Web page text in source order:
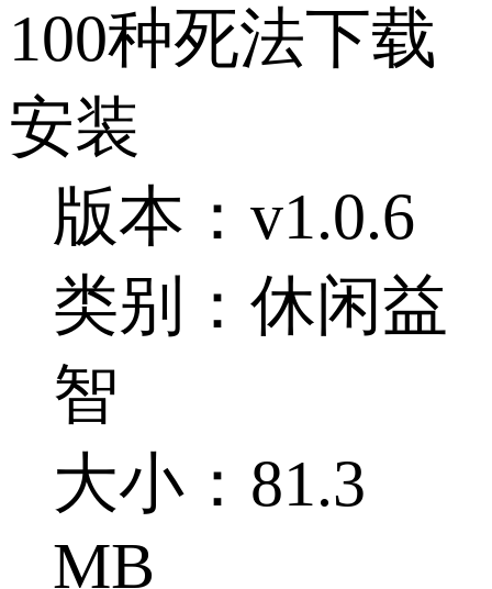
100种死法下载
安装
版本：v1.0.6
类别：休闲益
智
大小：81.3
MB